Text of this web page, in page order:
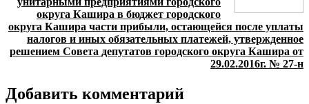
округа Кашира в бюджет городского
округа Кашира части прибыли, остающейся после уплаты
налогов и иных обязательных платежей, утвержденное
решением Совета депутатов городского округа Кашира от
29.02.2016г. № 27-н
Добавить комментарий